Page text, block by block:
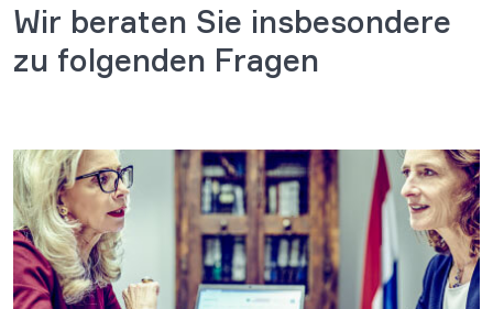
Wir beraten Sie insbesondere
zu folgenden Fragen